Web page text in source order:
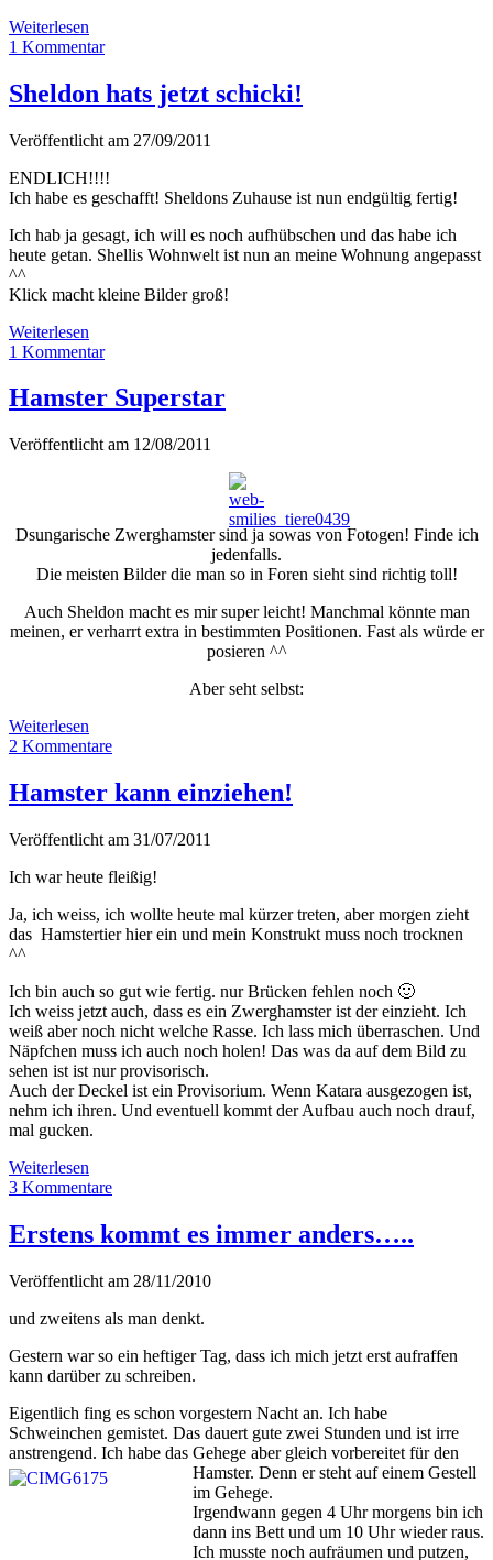
Weiterlesen
ich
1 Kommentar
Sheldon hats jetzt schicki!
Veröffentlicht am 27/09/2011
ENDLICH!!!!
Ich habe es geschafft! Sheldons Zuhause ist nun endgültig fertig!
Ich hab ja gesagt, ich will es noch aufhübschen und das habe ich
heute getan. Shellis Wohnwelt ist nun an meine Wohnung angepasst
^^
Klick macht kleine Bilder groß!
Weiterlesen
hats
schicki!
1 Kommentar
Hamster Superstar
Veröffentlicht am 12/08/2011
Dsungarische Zwerghamster sind ja sowas von Fotogen! Finde ich
jedenfalls.
Die meisten Bilder die man so in Foren sieht sind richtig toll!
Auch Sheldon macht es mir super leicht! Manchmal könnte man
meinen, er verharrt extra in bestimmten Positionen. Fast als würde er
posieren ^^
Aber seht selbst:
Weiterlesen
Superstar
2 Kommentare
Hamster kann einziehen!
Veröffentlicht am 31/07/2011
Ich war heute fleißig!
Ja, ich weiss, ich wollte heute mal kürzer treten, aber morgen zieht
das Hamstertier hier ein und mein Konstrukt muss noch trocknen
^^
Ich bin auch so gut wie fertig. nur Brücken fehlen noch 🙂
Ich weiss jetzt auch, dass es ein Zwerghamster ist der einzieht. Ich
weiß aber noch nicht welche Rasse. Ich lass mich überraschen. Und
Näpfchen muss ich auch noch holen! Das was da auf dem Bild zu
sehen ist ist nur provisorisch.
Auch der Deckel ist ein Provisorium. Wenn Katara ausgezogen ist,
nehm ich ihren. Und eventuell kommt der Aufbau auch noch drauf,
mal gucken.
Weiterlesen
kann
3 Kommentare
Erstens kommt es immer anders…..
Veröffentlicht am 28/11/2010
und zweitens als man denkt.
Gestern war so ein heftiger Tag, dass ich mich jetzt erst aufraffen
kann darüber zu schreiben.
Eigentlich fing es schon vorgestern Nacht an. Ich habe
Schweinchen gemistet. Das dauert gute zwei Stunden und ist irre
anstrengend. Ich habe das Gehege aber gleich vorbereitet fürden
Hamster. Denn er steht auf einem Gestell
im Gehege.
Irgendwann gegen 4 Uhr morgens bin ich
dann ins Bett und um 10 Uhr wieder raus.
Ich musste noch aufräumen und putzen,